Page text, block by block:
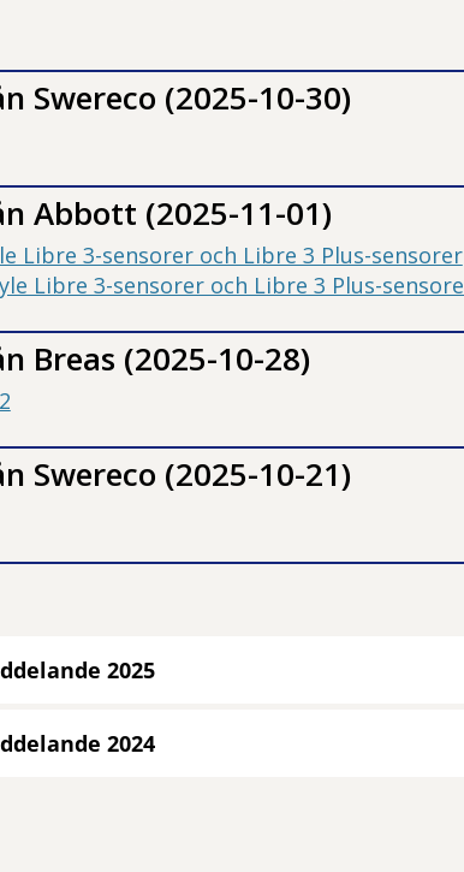
Swereco (2025-10-30)
Abbott (2025-11-01)
Libre 3-sensorer och Libre 3 Plus-sensorer
Libre 3-sensorer och Libre 3 Plus-
Breas (2025-10-28)
Swereco (2025-10-21)
2025
2024